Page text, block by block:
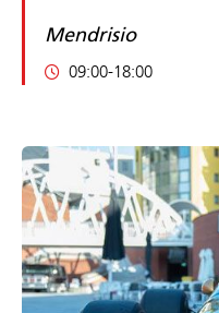
Mendrisio
09:00-18:00